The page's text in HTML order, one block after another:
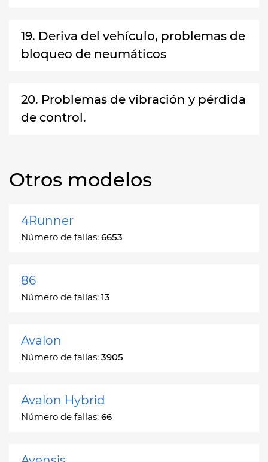
19. Deriva del vehículo, problemas de
bloqueo de neumáticos
20. Problemas de vibración y pérdida
de control.
Otros modelos
4Runner
Número de fallas: 6653
86
Número de fallas: 13
Avalon
Número de fallas: 3905
Avalon Hybrid
Número de fallas: 66